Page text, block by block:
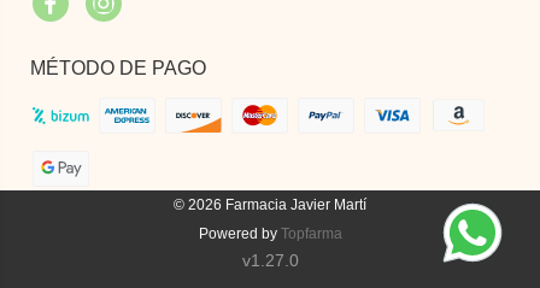
FacebookInstagram
MÉTODO DE PAGO
© 2026 Farmacia Javier Martí
Powered by Topfarma
v1.27.0